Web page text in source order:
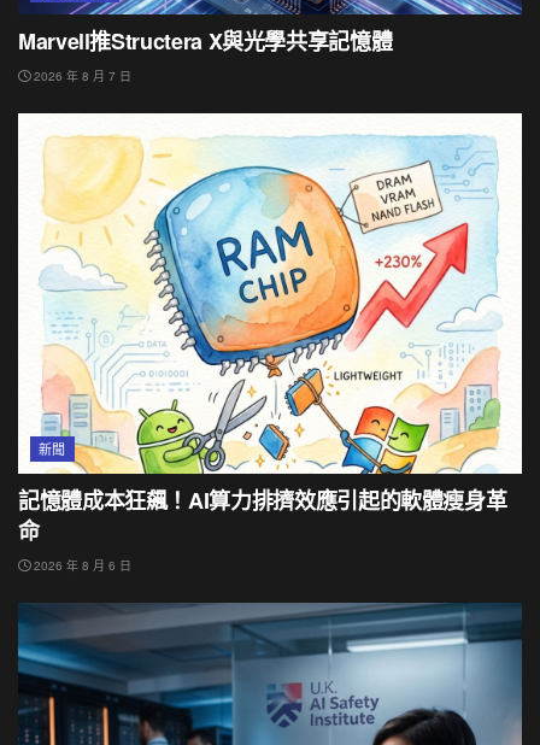
Marvell推Structera X與光學共享記憶體
2026 年 8 月 7 日
新聞
記憶體成本狂飆！AI算力排擠效應引起的軟體瘦身革
命
2026 年 8 月 6 日